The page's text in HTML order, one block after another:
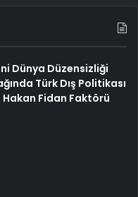
Dünya Düzensizliği
Türk Dış Politikası
Hakan Fidan Faktörü